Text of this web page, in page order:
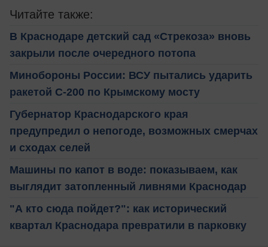
Читайте также:
В Краснодаре детский сад «Стрекоза» вновь
закрыли после очередного потопа
Минобороны России: ВСУ пытались ударить
ракетой С-200 по Крымскому мосту
Губернатор Краснодарского края
предупредил о непогоде, возможных смерчах
и сходах селей
Машины по капот в воде: показываем, как
выглядит затопленный ливнями Краснодар
"А кто сюда пойдет?": как исторический
квартал Краснодара превратили в парковку